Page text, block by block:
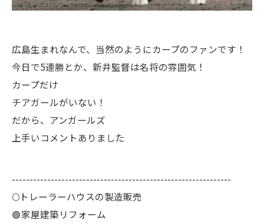
広島生まれなんで、当然のようにカープのファンです！
今日で5連勝とか、新井監督は名将の雰囲気！
カープだけ
チアガールがいない！
だから、アンガールズ
上手いコメントありました
--------------------------------------------------------------
🌕️トレーラーハウスの製造販売
🟢家屋建築リフォーム